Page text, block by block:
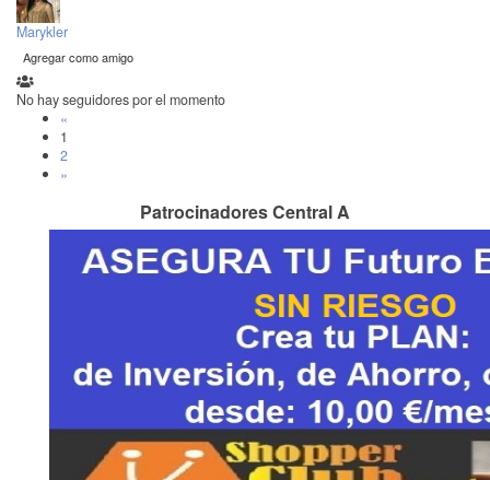
Marykler
Agregar como amigo
No hay seguidores por el momento
«
1
2
»
Patrocinadores Central A